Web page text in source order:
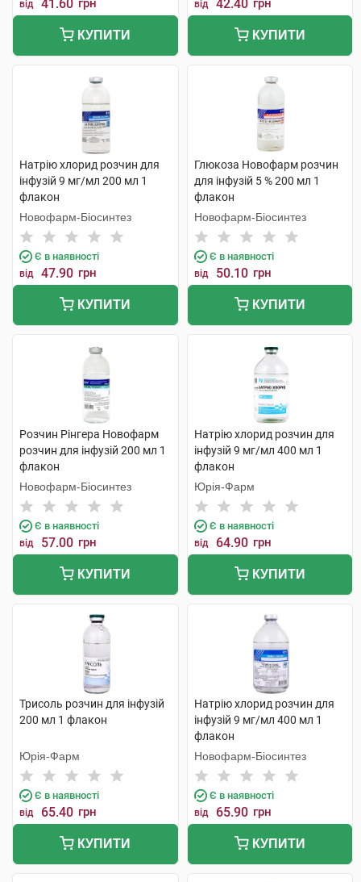
від 41.60 грн
КУПИТИ
від 42.40 грн
КУПИТИ
Натрію хлорид розчин для
інфузій 9 мг/мл 200 мл 1
флакон
Новофарм-Біосинтез
Є в наявності
від 47.90 грн
КУПИТИ
Глюкоза Новофарм розчин
для інфузій 5 % 200 мл 1
флакон
Новофарм-Біосинтез
Є в наявності
від 50.10 грн
КУПИТИ
Розчин Рінгера Новофарм
розчин для інфузій 200 мл 1
флакон
Новофарм-Біосинтез
Є в наявності
від 57.00 грн
КУПИТИ
Натрію хлорид розчин для
інфузій 9 мг/мл 400 мл 1
флакон
Юрія-Фарм
Є в наявності
від 64.90 грн
КУПИТИ
Трисоль розчин для інфузій
200 мл 1 флакон
Юрія-Фарм
Є в наявності
від 65.40 грн
КУПИТИ
Натрію хлорид розчин для
інфузій 9 мг/мл 400 мл 1
флакон
Новофарм-Біосинтез
Є в наявності
від 65.90 грн
КУПИТИ